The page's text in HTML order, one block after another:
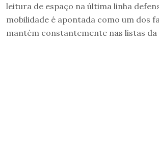
leitura de espaço na última linha
mobilidade é apontada como um dos
mantém constantemente nas listas da